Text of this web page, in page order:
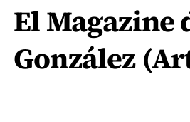
El Magazine
González